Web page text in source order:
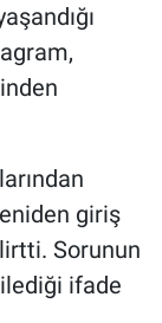
giriş
Sorunun
ifade